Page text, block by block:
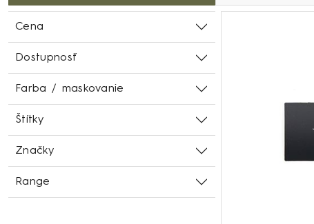
Cena
Dostupnosť
Farba / maskovanie
Štítky
Značky
Range